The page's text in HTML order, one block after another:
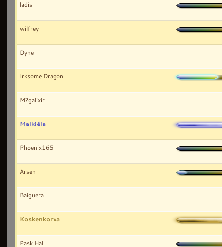
ladis
wilfrey
Dyne
Irksome Dragon
M?galixir
Malkiéla
Phoenix165
Arsen
Baiguera
Koskenkorva
Pask Hal